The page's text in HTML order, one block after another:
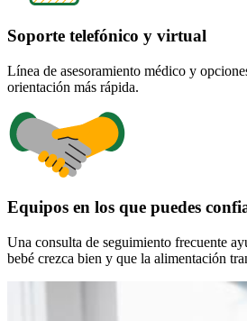
Soporte telefónico y virtual
Línea de asesoramiento médico y
orientación más rápida.
Equipos en los que puedes
Una consulta de seguimiento frecuente
bebé crezca bien y que la alimentación